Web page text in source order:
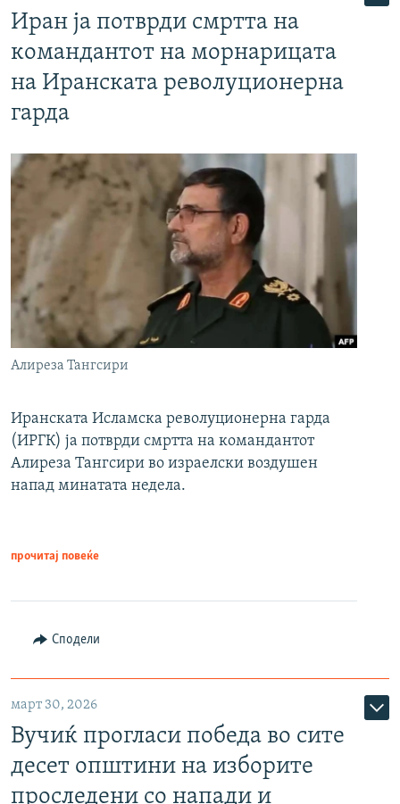
Иран ја потврди смртта на
командантот на морнарицата
на Иранската револуционерна
гарда
Алиреза Тангсири
Иранската Исламска револуционерна гарда
(ИРГК) ја потврди смртта на командантот
Алиреза Тангсири во израелски воздушен
напад минатата недела.
прочитај повеќе
Сподели
март 30, 2026
Вучиќ прогласи победа во сите
десет општини на изборите
проследени со напади и